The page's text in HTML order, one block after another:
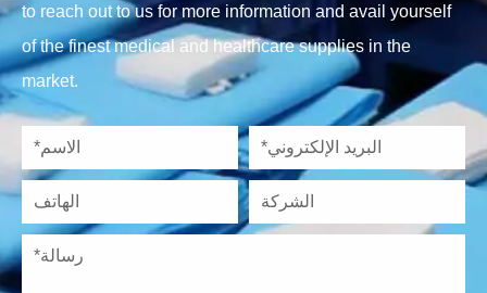
to reach out to us for more information and avail yourself
of the finest medical and healthcare supplies in the
market.